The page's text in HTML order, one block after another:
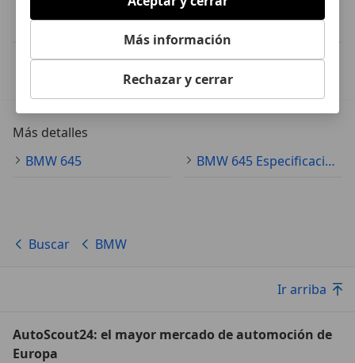
IVA deducible
Esta información la proporciona el proveedor del certificado.
Más detalles
BMW 645
BMW 645 Especificaciones técnicas
Buscar BMW
Ir arriba
AutoScout24: el mayor mercado de automoción de
Europa
Más información
Rechazar y cerrar